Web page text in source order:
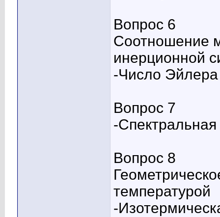
Вопрос 6
Соотношение
инерционной
-Число Эйлера
Вопрос 7
-Спектральная
Вопрос 8
температурой
-